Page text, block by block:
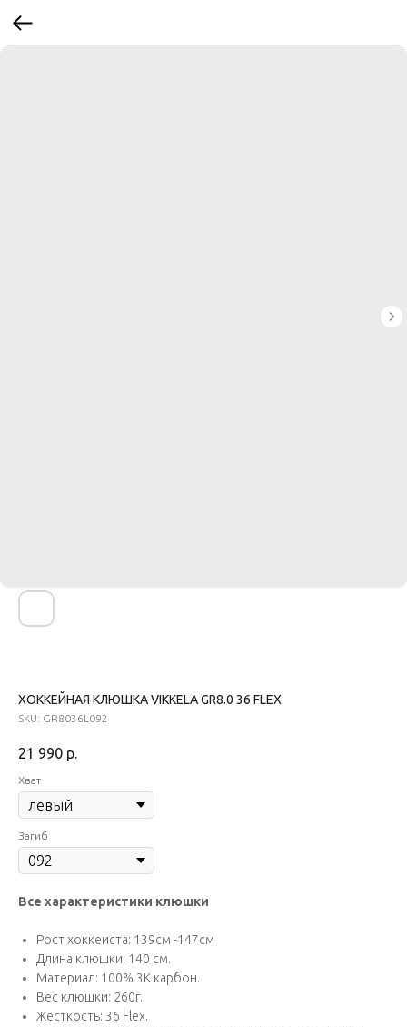
ХОККЕЙНАЯ КЛЮШКА VIKKELA GR8.0 36 FLEX
SKU: GR8036L092
21 990 р.
Хват
Загиб
Все характеристики клюшки
Рост хоккеиста: 139см -147см
Длина клюшки: 140 см.
Материал: 100% 3К карбон.
Вес клюшки: 260г.
Жесткость: 36 Flex.